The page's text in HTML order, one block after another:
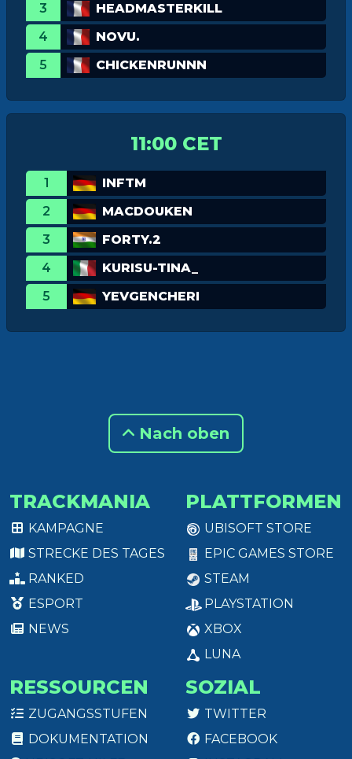
3
HEADMASTERKILL
4
NOVU.
5
CHICKENRUNNN
11:00 CET
1
INFTM
2
MACDOUKEN
3
FORTY.2
4
KURISU-TINA_
5
YEVGENCHERI
Nach oben
TRACKMANIA
KAMPAGNE
STRECKE DES TAGES
RANKED
ESPORT
NEWS
PLATTFORMEN
UBISOFT STORE
EPIC GAMES STORE
STEAM
PLAYSTATION
XBOX
LUNA
RESSOURCEN
ZUGANGSSTUFEN
DOKUMENTATION
SOZIAL
TWITTER
FACEBOOK